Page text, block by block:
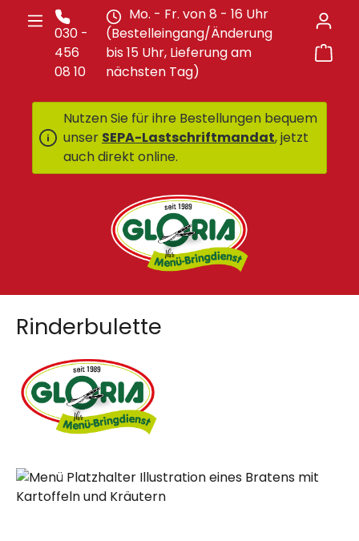
Zum Hauptinhalt springen
030 -
456
08 10
Mo. - Fr. von 8 - 16 Uhr
(Bestelleingang/Änderung
bis 15 Uhr, Lieferung am
nächsten Tag)
Nutzen Sie für ihre Bestellungen bequem
unser SEPA-Lastschriftmandat, jetzt
auch direkt online.
Rinderbulette
Bildergalerie überspringen